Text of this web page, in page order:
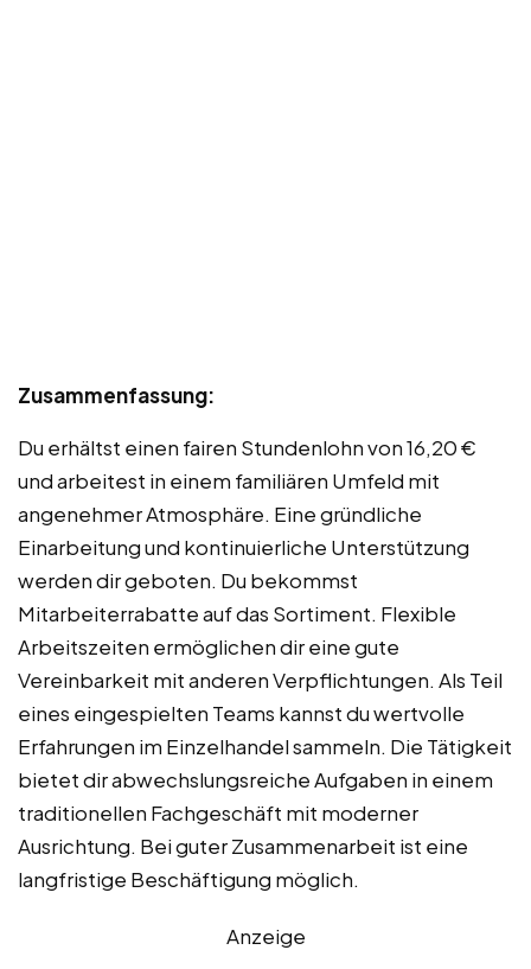
Zusammenfassung:
Du erhältst einen fairen Stundenlohn von 16,20 €
und arbeitest in einem familiären Umfeld mit
angenehmer Atmosphäre. Eine gründliche
Einarbeitung und kontinuierliche Unterstützung
werden dir geboten. Du bekommst
Mitarbeiterrabatte auf das Sortiment. Flexible
Arbeitszeiten ermöglichen dir eine gute
Vereinbarkeit mit anderen Verpflichtungen. Als Teil
eines eingespielten Teams kannst du wertvolle
Erfahrungen im Einzelhandel sammeln. Die Tätigkeit
bietet dir abwechslungsreiche Aufgaben in einem
traditionellen Fachgeschäft mit moderner
Ausrichtung. Bei guter Zusammenarbeit ist eine
langfristige Beschäftigung möglich.
Anzeige